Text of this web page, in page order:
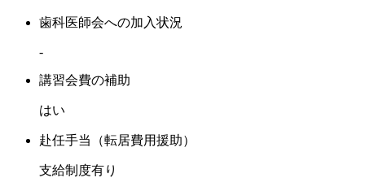
歯科医師会への加入状況
-
講習会費の補助
はい
赴任手当（転居費用援助）
支給制度有り